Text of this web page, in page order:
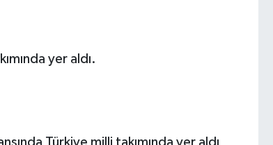
yer aldı.
Türkiye milli takımında yer aldı